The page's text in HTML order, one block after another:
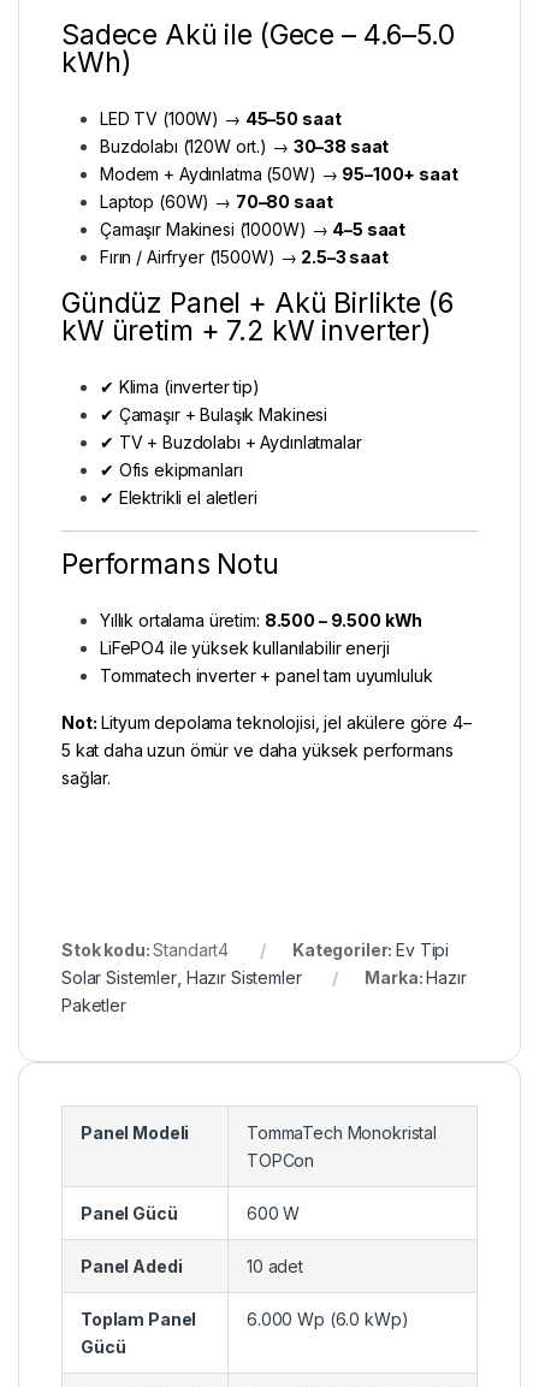
Sadece Akü ile (Gece – 4.6–5.0
kWh)
LED TV (100W) → 45–50 saat
Buzdolabı (120W ort.) → 30–38 saat
Modem + Aydınlatma (50W) → 95–100+ saat
Laptop (60W) → 70–80 saat
Çamaşır Makinesi (1000W) → 4–5 saat
Fırın / Airfryer (1500W) → 2.5–3 saat
Gündüz Panel + Akü Birlikte (6
kW üretim + 7.2 kW inverter)
✔ Klima (inverter tip)
✔ Çamaşır + Bulaşık Makinesi
✔ TV + Buzdolabı + Aydınlatmalar
✔ Ofis ekipmanları
✔ Elektrikli el aletleri
Performans Notu
Yıllık ortalama üretim: 8.500 – 9.500 kWh
LiFePO4 ile yüksek kullanılabilir enerji
Tommatech inverter + panel tam uyumluluk
Not: Lityum depolama teknolojisi, jel akülere göre 4–
5 kat daha uzun ömür ve daha yüksek performans
sağlar.
Stok kodu:Standart4 Kategoriler:Ev Tipi
Solar Sistemler, Hazır Sistemler Marka:Hazır
Paketler
Panel Modeli
TommaTech Monokristal
TOPCon
Panel Gücü 600 W
Panel Adedi 10 adet
Toplam Panel
Gücü
6.000 Wp (6.0 kWp)